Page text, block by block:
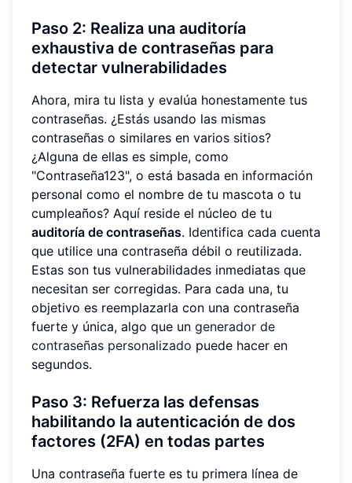
Paso 2: Realiza una auditoría
exhaustiva de contraseñas para
detectar vulnerabilidades
Ahora, mira tu lista y evalúa honestamente tus
contraseñas. ¿Estás usando las mismas
contraseñas o similares en varios sitios?
¿Alguna de ellas es simple, como
"Contraseña123", o está basada en información
personal como el nombre de tu mascota o tu
cumpleaños? Aquí reside el núcleo de tu
auditoría de contraseñas. Identifica cada cuenta
que utilice una contraseña débil o reutilizada.
Estas son tus vulnerabilidades inmediatas que
necesitan ser corregidas. Para cada una, tu
objetivo es reemplazarla con una contraseña
fuerte y única, algo que un generador de
contraseñas personalizado puede hacer en
segundos.
Paso 3: Refuerza las defensas
habilitando la autenticación de dos
factores (2FA) en todas partes
Una contraseña fuerte es tu primera línea de